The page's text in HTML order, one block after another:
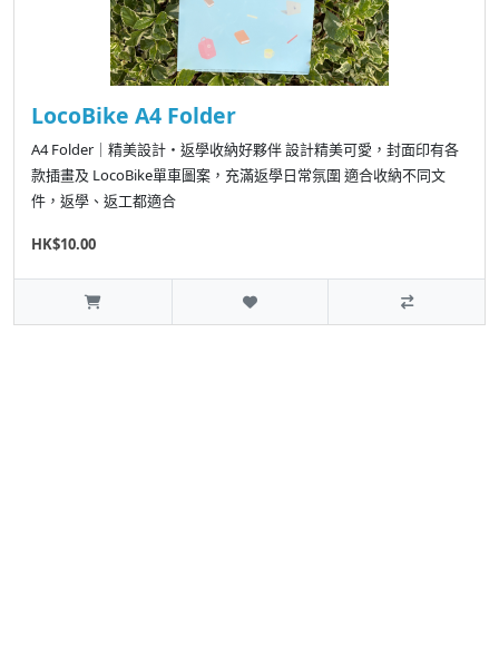
LocoBike A4 Folder
A4 Folder｜精美設計・返學收納好夥伴 設計精美可愛，封面印有各
款插畫及 LocoBike單車圖案，充滿返學日常氛圍 適合收納不同文
件，返學、返工都適合
HK$10.00